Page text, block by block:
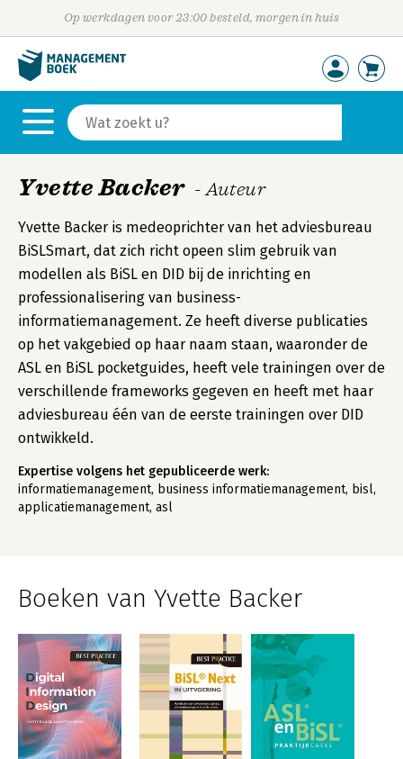
Op werkdagen voor 23:00 besteld, morgen in huis
Yvette Backer - Auteur
Yvette Backer is medeoprichter van het adviesbureau
BiSLSmart, dat zich richt opeen slim gebruik van
modellen als BiSL en DID bij de inrichting en
professionalisering van business-
informatiemanagement. Ze heeft diverse publicaties
op het vakgebied op haar naam staan, waaronder de
ASL en BiSL pocketguides, heeft vele trainingen over de
verschillende frameworks gegeven en heeft met haar
adviesbureau één van de eerste trainingen over DID
ontwikkeld.
Expertise volgens het gepubliceerde werk:
informatiemanagement, business informatiemanagement, bisl,
applicatiemanagement, asl
Boeken van Yvette Backer